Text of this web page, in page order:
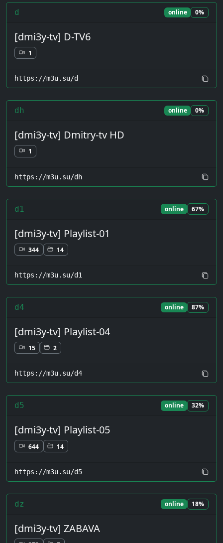
d online 0%
[dmi3y-tv] D-TV6
1
https://m3u.su/d
dh online 0%
[dmi3y-tv] Dmitry-tv HD
1
https://m3u.su/dh
d1 online 67%
[dmi3y-tv] Playlist-01
344 14
https://m3u.su/d1
d4 online 87%
[dmi3y-tv] Playlist-04
15 2
https://m3u.su/d4
d5 online 32%
[dmi3y-tv] Playlist-05
644 14
https://m3u.su/d5
dz online 18%
[dmi3y-tv] ZABAVA